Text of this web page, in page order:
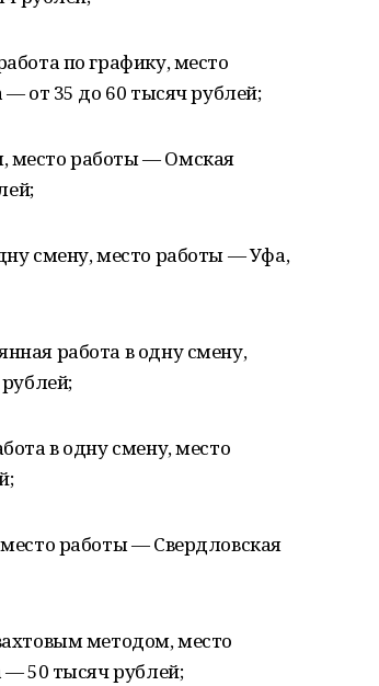
по графику, место
от 35 до 60 тысяч рублей;
место работы — Омская
смену, место работы — Уфа,
работа в одну смену,
в одну смену, место
работы — Свердловская
методом, место
— 50 тысяч рублей;